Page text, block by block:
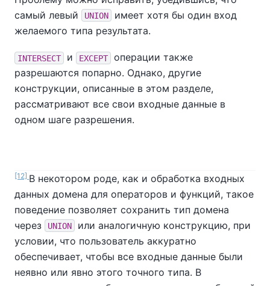
самый левый
UNION
имеет хотя бы один вход
желаемого типа результата.
INTERSECT и EXCEPT
операции также
разрешаются попарно. Однако, другие
конструкции, описанные в этом разделе,
рассматривают все свои входные данные в
одном шаге разрешения.
[12] В некотором роде, как и обработка входных
данных домена для операторов и функций, такое
поведение позволяет сохранить тип домена
через
UNION
или аналогичную конструкцию, при
условии, что пользователь аккуратно
обеспечивает, чтобы все входные данные были
неявно или явно этого точного типа. В